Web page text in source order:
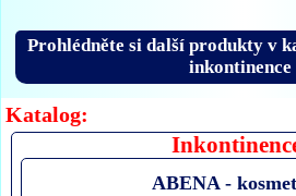
Katalog:
ABENA -
Prohlédněte si další produkty v
inkontinence